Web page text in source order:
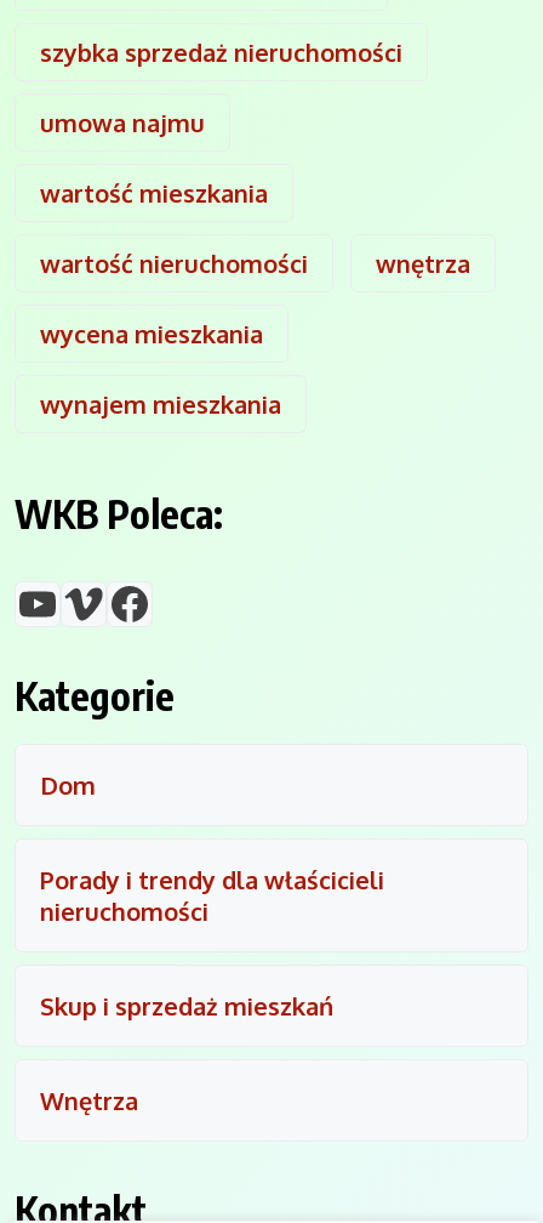
szybka sprzedaż nieruchomości
umowa najmu
wartość mieszkania
wartość nieruchomości wnętrza
wycena mieszkania
wynajem mieszkania
WKB Poleca:
YouTube
VimeoFacebook
Kategorie
Dom
Porady i trendy dla właścicieli
nieruchomości
Skup i sprzedaż mieszkań
Wnętrza
Kontakt